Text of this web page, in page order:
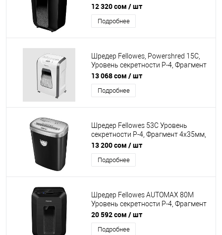
4х40 мм, Подача 5(30)лист, Ёмкость
корзины 18л, Уничтожение скоб,
скрепок, пл. карт, Чёрный
12 320 сом / шт
Подробнее
Шредер Fellowes, Powershred 15C,
Уровень секретности P-4, Фрагмент
4х40мм., Подача: 15 лист., Ёмкость
корзины 19 л., Safety Lock, Белый
13 068 сом / шт
Подробнее
Шредер Fellowes 53C Уровень
секретности P-4, Фрагмент 4х35мм,
Подача 10 лист, Ёмкость корзины
23л, Уничтожение дисков, скоб,
скрепок, пл. карт, Чёрный/Серый
13 200 сом / шт
Подробнее
Шредер Fellowes AUTOMAX 80M
Уровень секретности P-4, Фрагмент
4х12 мм, Подача 8(80) лист,
автоподача, Ёмкость корзины 17 л,
Уничтожение скоб, скрепок, пл. карт,
20 592 сом / шт
Подробнее